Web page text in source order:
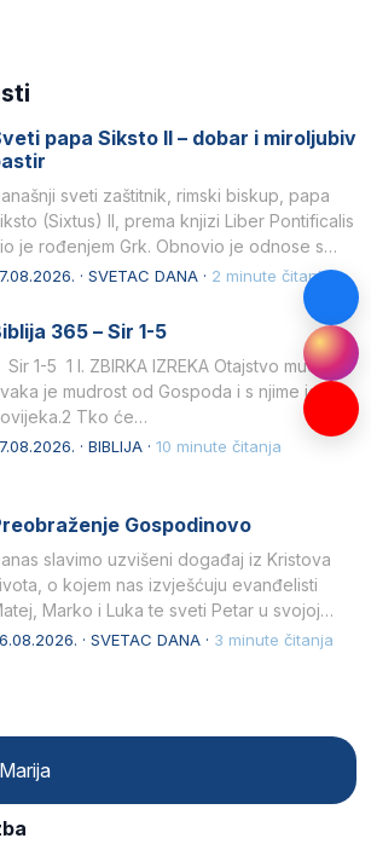
papa Siksto II – dobar i miroljubiv
sveti zaštitnik, rimski biskup, papa
(Sixtus) II, prema knjizi Liber Pontificalis
je rođenjem Grk. Obnovio je odnose s
· SVETAC DANA · 2 minute čitanja
365 – Sir 1-5
Sir 1-5 1 I. ZBIRKA IZREKA Otajstvo mudrosti
je mudrost od Gospoda i s njime je
Tko će…
· BIBLIJA · 10 minute čitanja
Gospodinovo
slavimo uzvišeni događaj iz Kristova
o kojem nas izvješćuju evanđelisti
Marko i Luka te sveti Petar u svojoj
· SVETAC DANA · 3 minute čitanja